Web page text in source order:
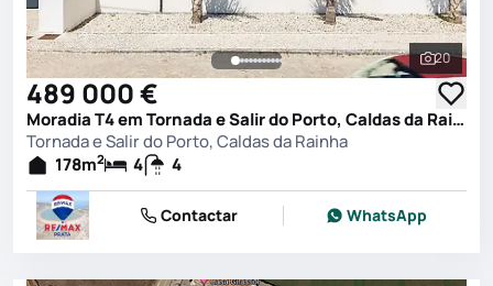
Ver
20
489 000 €
Moradia T4 em Tornada e Salir do Porto, Caldas da Rainha
Tornada e Salir do Porto, Caldas da Rainha
178m2 4 4
Contactar WhatsApp